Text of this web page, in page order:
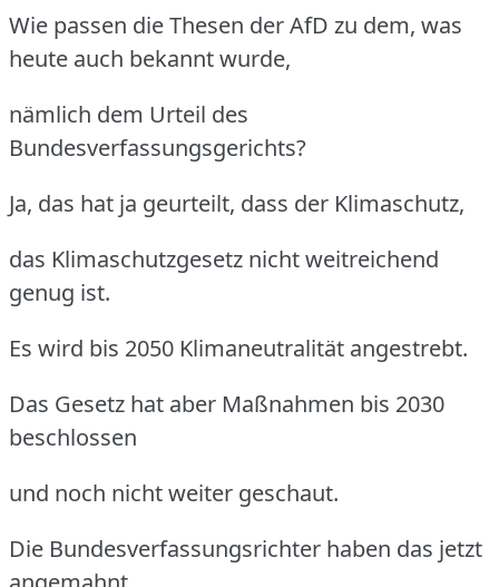
Wie passen die Thesen der AfD zu dem, was
heute auch bekannt wurde,
nämlich dem Urteil des
Bundesverfassungsgerichts?
Ja, das hat ja geurteilt, dass der Klimaschutz,
das Klimaschutzgesetz nicht weitreichend
genug ist.
Es wird bis 2050 Klimaneutralität angestrebt.
Das Gesetz hat aber Maßnahmen bis 2030
beschlossen
und noch nicht weiter geschaut.
Die Bundesverfassungsrichter haben das jetzt